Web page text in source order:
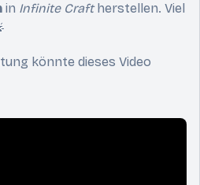
in Infinite Craftherstellen. Viel
könnte dieses Video